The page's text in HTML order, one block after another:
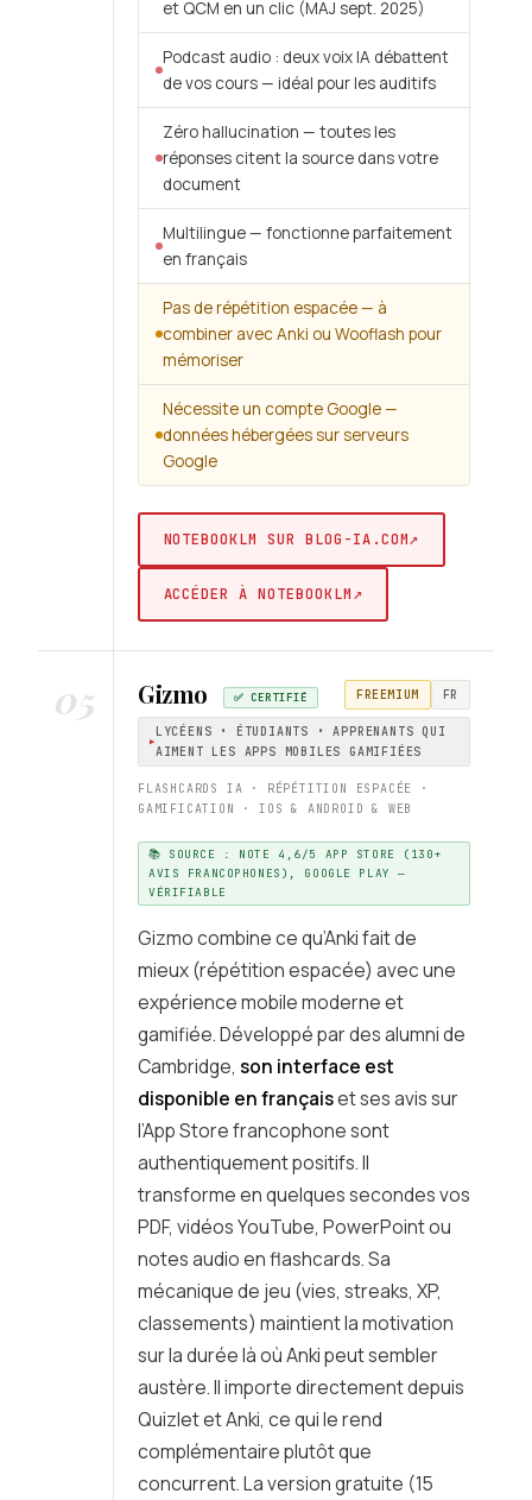
et QCM en un clic (MAJ sept. 2025)
Podcast audio : deux voix IA débattent
de vos cours — idéal pour les auditifs
Zéro hallucination — toutes les
réponses citent la source dans votre
document
Multilingue — fonctionne parfaitement
en français
Pas de répétition espacée — à
combiner avec Anki ou Wooflash pour
mémoriser
Nécessite un compte Google —
données hébergées sur serveurs
Google
NOTEBOOKLM SUR BLOG-IA.COM↗
ACCÉDER À NOTEBOOKLM↗
05 Gizmo ✅ CERTIFIÉ FREEMIUM FR
LYCÉENS • ÉTUDIANTS • APPRENANTS QUI
AIMENT LES APPS MOBILES GAMIFIÉES
FLASHCARDS IA · RÉPÉTITION ESPACÉE ·
GAMIFICATION · IOS & ANDROID & WEB
📚 SOURCE : NOTE 4,6/5 APP STORE (130+
AVIS FRANCOPHONES), GOOGLE PLAY —
VÉRIFIABLE
Gizmo combine ce qu’Anki fait de
mieux (répétition espacée) avec une
expérience mobile moderne et
gamifiée. Développé par des alumni de
Cambridge, son interface est
disponible en françaiset ses avis sur
l’App Store francophone sont
authentiquement positifs. Il
transforme en quelques secondes vos
PDF, vidéos YouTube, PowerPoint ou
notes audio en flashcards. Sa
mécanique de jeu (vies, streaks, XP,
classements) maintient la motivation
sur la durée là où Anki peut sembler
austère. Il importe directement depuis
Quizlet et Anki, ce qui le rend
complémentaire plutôt que
concurrent. La version gratuite (15